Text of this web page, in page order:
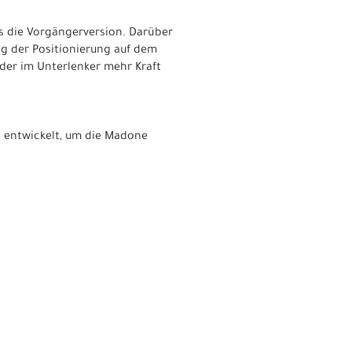
die Vorgängerversion. Darüber
der Positionierung auf dem
im Unterlenker mehr Kraft
entwickelt, um die Madone